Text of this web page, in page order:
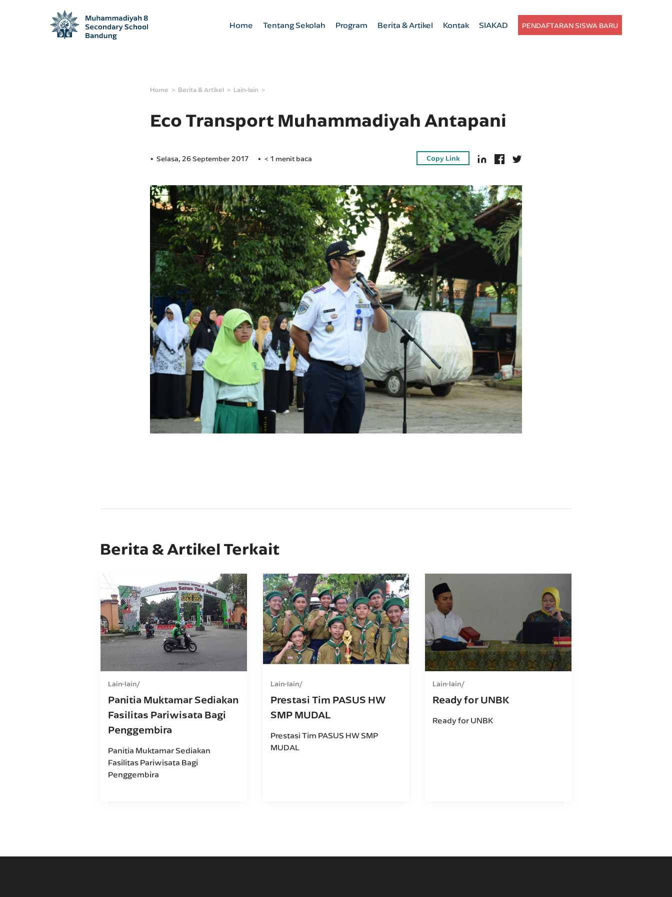
Home Tentang Sekolah Program Berita & Artikel Kontak SIAKAD PENDAFTARAN SISWA BARU
Home Berita & Artikel Lain-lain
Eco Transport Muhammadiyah Antapani
Selasa, 26 September 2017 < 1 menit baca Copy Link
Berita & Artikel Terkait
Lain-lain
Panitia Muktamar Sediakan
Fasilitas Pariwisata Bagi
Penggembira
Panitia Muktamar Sediakan
Fasilitas Pariwisata Bagi
Penggembira
Lain-lain
Prestasi Tim PASUS HW
SMP MUDAL
Prestasi Tim PASUS HW SMP
MUDAL
Lain-lain
Ready for UNBK
Ready for UNBK